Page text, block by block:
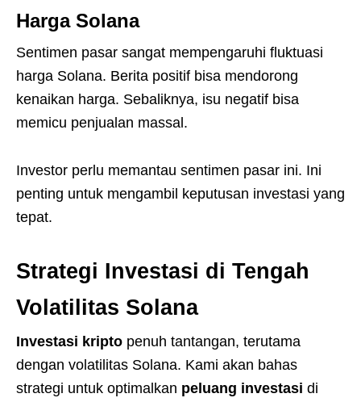
Harga Solana
Sentimen pasar sangat mempengaruhi fluktuasi
harga Solana. Berita positif bisa mendorong
kenaikan harga. Sebaliknya, isu negatif bisa
memicu penjualan massal.
Investor perlu memantau sentimen pasar ini. Ini
penting untuk mengambil keputusan investasi yang
tepat.
Strategi Investasi di Tengah
Volatilitas Solana
Investasi kripto penuh tantangan, terutama
dengan volatilitas Solana. Kami akan bahas
strategi untuk optimalkan peluang investasi di